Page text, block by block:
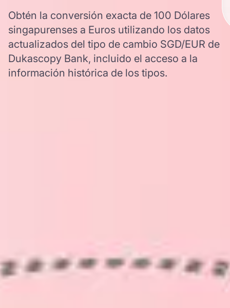
Obtén la conversión exacta de 100 Dólares
singapurenses a Euros utilizando los datos
actualizados del tipo de cambio SGD/EUR de
Dukascopy Bank, incluido el acceso a la
información histórica de los tipos.